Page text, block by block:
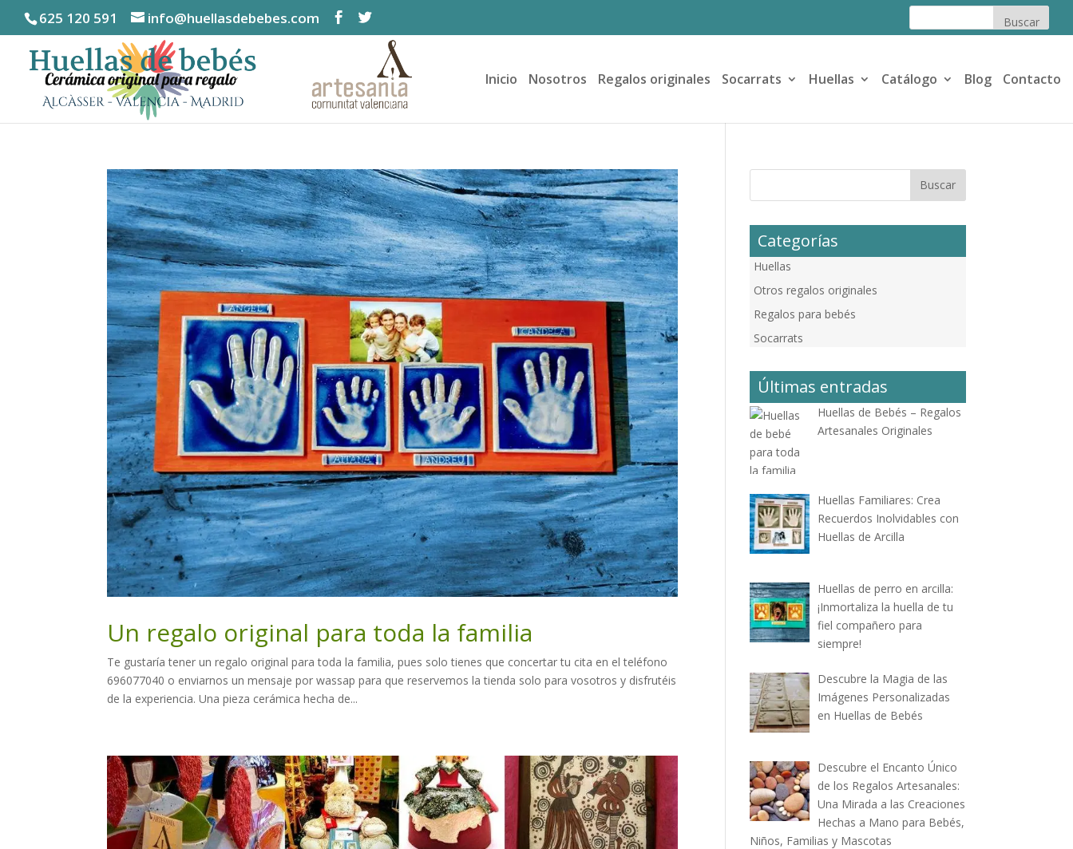
625 120 591 info@huellasdebebes.com
Inicio Nosotros Regalos originales Socarrats Huellas Catálogo Blog Contacto
Un regalo original para toda la familia
Te gustaría tener un regalo original para toda la familia, pues solo tienes que concertar tu cita en el teléfono
696077040 o enviarnos un mensaje por wassap para que reservemos la tienda solo para vosotros y disfrutéis
de la experiencia. Una pieza cerámica hecha de...
Categorías
Huellas
Otros regalos originales
Regalos para bebés
Socarrats
Últimas entradas
Huellas de Bebés – Regalos
Artesanales Originales
Huellas Familiares: Crea
Recuerdos Inolvidables con
Huellas de Arcilla
Huellas de perro en arcilla:
¡Inmortaliza la huella de tu
fiel compañero para
siempre!
Descubre la Magia de las
Imágenes Personalizadas
en Huellas de Bebés
Descubre el Encanto Único
de los Regalos Artesanales:
Una Mirada a las Creaciones
Hechas a Mano para Bebés,
Niños, Familias y Mascotas